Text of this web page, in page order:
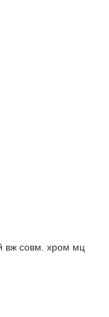
вж совм. хром мц